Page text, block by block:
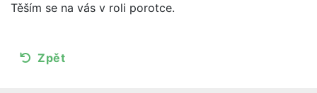
Těším se na vás v roli porotce.
Zpět